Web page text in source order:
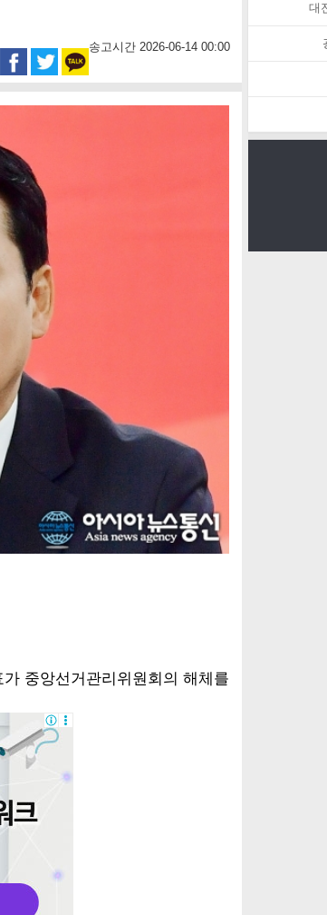
송고시간 2026-06-14 00:00
중앙선거관리위원회의 해체를
대